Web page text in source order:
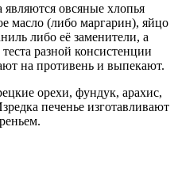
овсяные хлопья
масло (либо маргарин), яйцо
либо её заменители, а
разной консистенции
на противень и выпекают.
орехи, фундук, арахис,
печенье изготавливают